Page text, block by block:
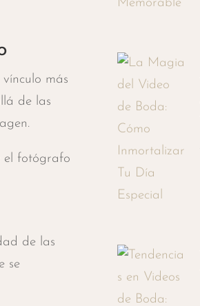
más
de las
el fotógrafo
de las
se